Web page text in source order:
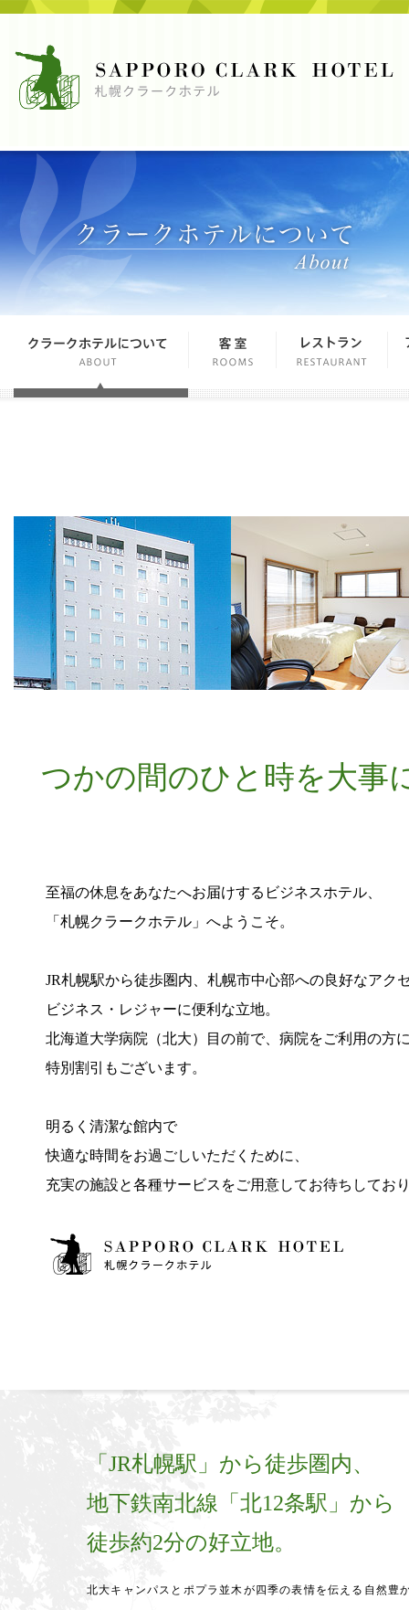
つかの間のひと時を大事
至福の休息をあなたへお届けするビジネスホテル、
「札幌クラークホテル」へようこそ。
JR札幌駅から徒歩圏内、札幌市中心部への良好なアク
ビジネス・レジャーに便利な立地。
北海道大学病院（北大）目の前で、病院をご利用の方
特別割引もございます。
明るく清潔な館内で
快適な時間をお過ごしいただくために、
充実の施設と各種サービスをご用意してお待ちしてお
「JR札幌駅」から徒歩圏内、
地下鉄南北線「北12条駅」から
徒歩約2分の好立地。
北大キャンパスとポプラ並木が四季の表情を伝える自然豊